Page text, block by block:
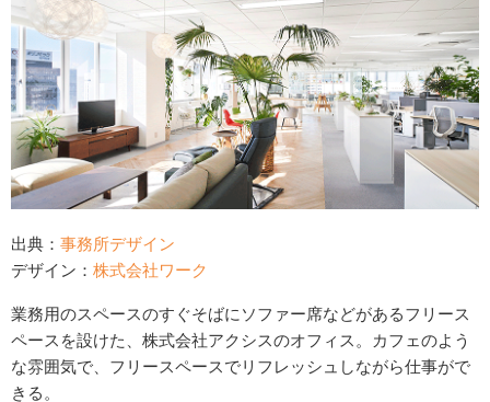
出典： 事務所デザイン
デザイン： 株式会社ワーク
業務用のスペースのすぐそばにソファー席などがあるフリース
ペースを設けた、株式会社アクシスのオフィス。カフェのよう
な雰囲気で、フリースペースでリフレッシュしながら仕事がで
きる。